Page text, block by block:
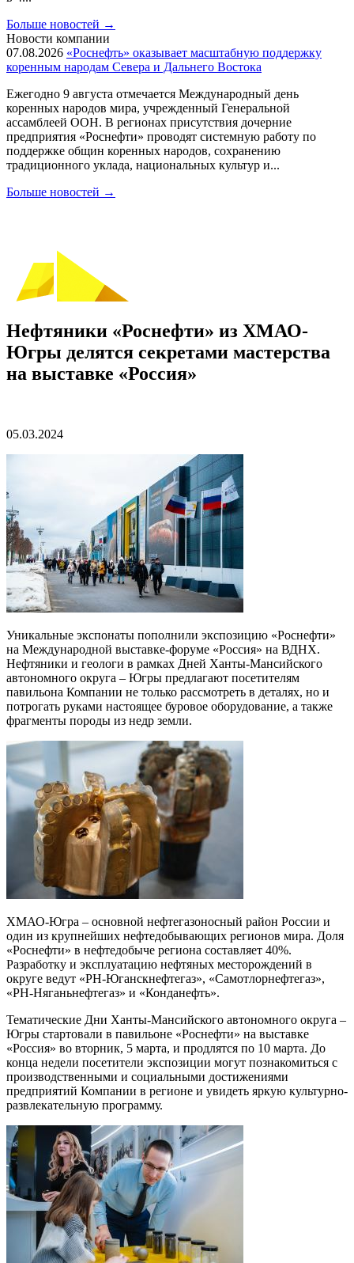
Больше новостей →
Новости компании
07.08.2026 «Роснефть» оказывает масштабную поддержку
коренным народам Севера и Дальнего Востока
Ежегодно 9 августа отмечается Международный день
коренных народов мира, учрежденный Генеральной
ассамблеей ООН. В регионах присутствия дочерние
предприятия «Роснефти» проводят системную работу по
поддержке общин коренных народов, сохранению
традиционного уклада, национальных культур и...
Больше новостей →
Нефтяники «Роснефти» из ХМАО-
Югры делятся секретами мастерства
на выставке «Россия»
05.03.2024
Уникальные экспонаты пополнили экспозицию «Роснефти»
на Международной выставке-форуме «Россия» на ВДНХ.
Нефтяники и геологи в рамках Дней Ханты-Мансийского
автономного округа – Югры предлагают посетителям
павильона Компании не только рассмотреть в деталях, но и
потрогать руками настоящее буровое оборудование, а также
фрагменты породы из недр земли.
ХМАО-Югра – основной нефтегазоносный район России и
один из крупнейших нефтедобывающих регионов мира. Доля
«Роснефти» в нефтедобыче региона составляет 40%.
Разработку и эксплуатацию нефтяных месторождений в
округе ведут «РН-Юганскнефтегаз», «Самотлорнефтегаз»,
«РН-Няганьнефтегаз» и «Конданефть».
Тематические Дни Ханты-Мансийского автономного округа –
Югры стартовали в павильоне «Роснефти» на выставке
«Россия» во вторник, 5 марта, и продлятся по 10 марта. До
конца недели посетители экспозиции могут познакомиться с
производственными и социальными достижениями
предприятий Компании в регионе и увидеть яркую культурно-
развлекательную программу.